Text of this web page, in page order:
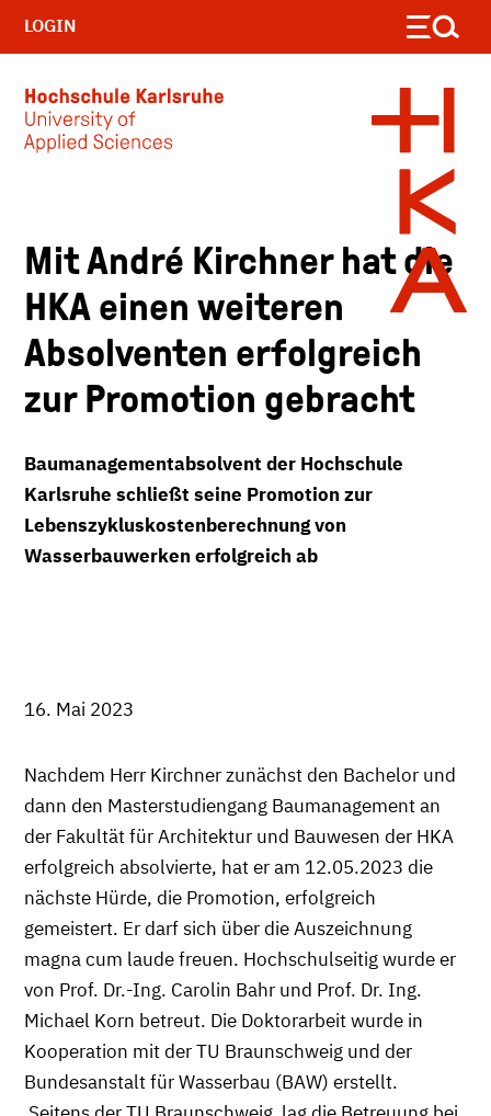
LOGIN
Mit André Kirchner hat die
HKA einen weiteren
Absolventen erfolgreich
zur Promotion gebracht
Baumanagementabsolvent der Hochschule
Karlsruhe schließt seine Promotion zur
Lebenszykluskostenberechnung von
Wasserbauwerken erfolgreich ab
16. Mai 2023
Nachdem Herr Kirchner zunächst den Bachelor und
dann den Masterstudiengang Baumanagement an
der Fakultät für Architektur und Bauwesen der HKA
erfolgreich absolvierte, hat er am 12.05.2023 die
nächste Hürde, die Promotion, erfolgreich
gemeistert. Er darf sich über die Auszeichnung
magna cum laude freuen. Hochschulseitig wurde er
von Prof. Dr.-Ing. Carolin Bahr und Prof. Dr. Ing.
Michael Korn betreut. Die Doktorarbeit wurde in
Kooperation mit der TU Braunschweig und der
Bundesanstalt für Wasserbau (BAW) erstellt.